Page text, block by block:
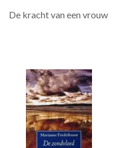
De kracht van een vrouw